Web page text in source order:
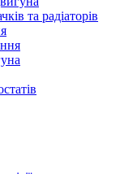
та радіаторів